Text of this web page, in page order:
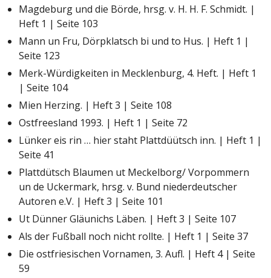
Magdeburg und die Börde, hrsg. v. H. H. F. Schmidt. |
Heft 1 | Seite 103
Mann un Fru, Dörpklatsch bi und to Hus. | Heft 1 |
Seite 123
Merk-Würdigkeiten in Mecklenburg, 4. Heft. | Heft 1
| Seite 104
Mien Herzing. | Heft 3 | Seite 108
Ostfreesland 1993. | Heft 1 | Seite 72
Lünker eis rin … hier staht Plattdüütsch inn. | Heft 1 |
Seite 41
Plattdütsch Blaumen ut Meckelborg/ Vorpommern
un de Uckermark, hrsg. v. Bund niederdeutscher
Autoren e.V. | Heft 3 | Seite 101
Ut Dünner Gläunichs Läben. | Heft 3 | Seite 107
Als der Fußball noch nicht rollte. | Heft 1 | Seite 37
Die ostfriesischen Vornamen, 3. Aufl. | Heft 4 | Seite
59